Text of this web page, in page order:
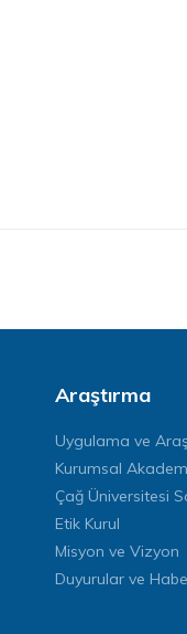
Araştırma
Uygulama ve
Kurumsal
Çağ Üniversitesi
Etik Kurul
Misyon ve Vizyon
Duyurular ve